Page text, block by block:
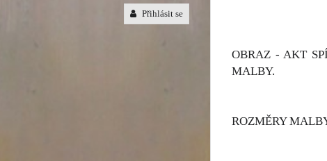
OBRAZ - AKT
MALBY.
ROZMĚRY
Přihlásit se